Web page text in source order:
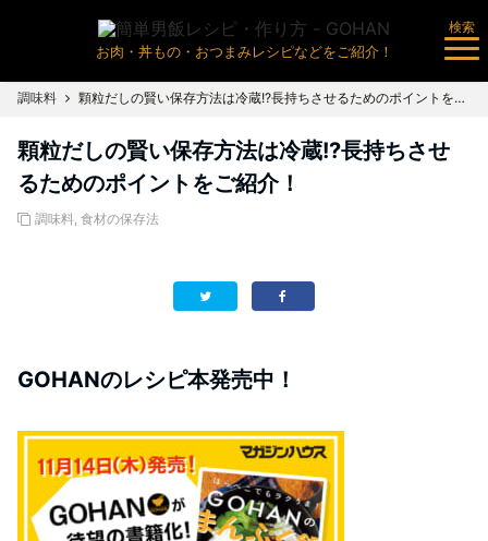
お肉・丼もの・おつまみレシピなどをご紹介！
検索
調味料 顆粒だしの賢い保存方法は冷蔵!?長持ちさせるためのポイントをご紹介！
顆粒だしの賢い保存方法は冷蔵!?長持ちさせ
るためのポイントをご紹介！
調味料, 食材の保存法
GOHANのレシピ本発売中！